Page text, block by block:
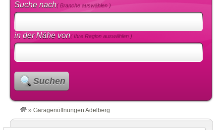
Suche nach( Branche auswählen )
in der Nähe von( Ihre Region auswählen )
Suchen
» Garagenöffnungen Adelberg